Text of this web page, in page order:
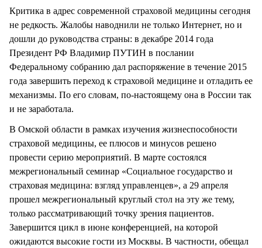
Критика в адрес современной страховой медицины сегодня
не редкость. Жалобы наводнили не только Интернет, но и
дошли до руководства страны: в декабре 2014 года
Президент РФ Владимир ПУТИН в послании
Федеральному собранию дал распоряжение в течение 2015
года завершить переход к страховой медицине и отладить ее
механизмы. По его словам, по-настоящему она в России так
и не заработала.
В Омской области в рамках изучения жизнеспособности
страховой медицины, ее плюсов и минусов решено
провести серию мероприятий. В марте состоялся
межрегиональный семинар «Социальное государство и
страховая медицина: взгляд управленцев», а 29 апреля
прошел межрегиональный круглый стол на эту же тему,
только рассматривающий точку зрения пациентов.
Завершится цикл в июне конференцией, на которой
ожидаются высокие гости из Москвы. В частности, обещал